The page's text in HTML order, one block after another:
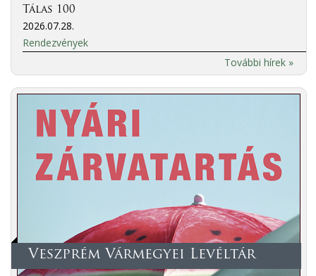
Tálas 100
2026.07.28.
Rendezvények
További hírek »
Veszprém Vármegyei Levéltár